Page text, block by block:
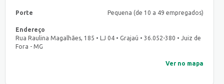
Porte Pequena (de 10 a 49 empregados)
Endereço
Rua Raulina Magalhães, 185 • LJ 04 • Grajaú • 36.052-380 • Juiz de
Fora - MG
Ver no mapa